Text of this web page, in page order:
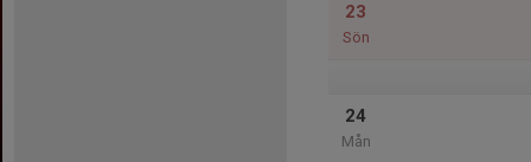
23
Sön
24
Mån